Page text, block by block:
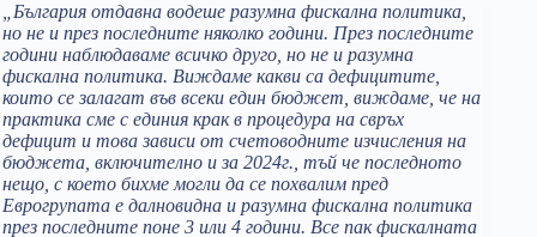
„България отдавна водеше разумна фискална политика,
но не и през последните няколко години. През последните
години наблюдаваме всичко друго, но не и разумна
фискална политика. Виждаме какви са дефицитите,
които се залагат във всеки един бюджет, виждаме, че на
практика сме с единия крак в процедура на свръх
дефицит и това зависи от счетоводните изчисления на
бюджета, включително и за 2024г., тъй че последното
нещо, с което бихме могли да се похвалим пред
Еврогрупата е далновидна и разумна фискална политика
през последните поне 3 или 4 години. Все пак фискалната